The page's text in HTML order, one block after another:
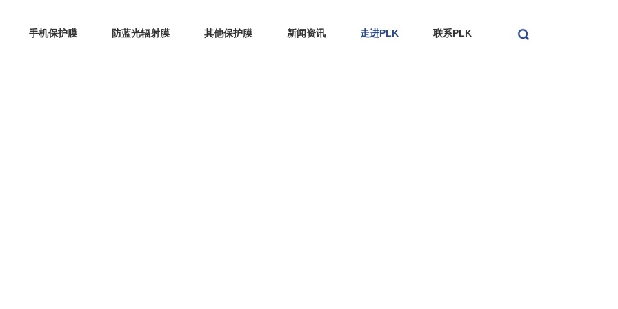
手机保护膜 防蓝光辐射膜 其他保护膜 新闻资讯 走进PLK 联系PLK